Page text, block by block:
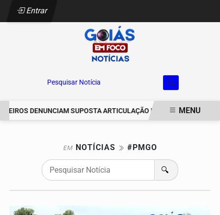
Entrar
Pesquisar Notícia
DENUNCIAM SUPOSTA ARTICULAÇÃO PARA INVASÕES DE
MENU
EM NOTÍCIAS #PMGO
🔍